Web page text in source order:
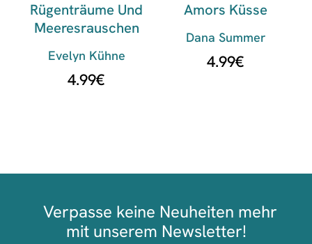
Rügenträume Und
Meeresrauschen
Evelyn Kühne
4.99€
Amors Küsse
Dana Summer
4.99€
Verpasse keine Neuheiten mehr
mit unserem Newsletter!